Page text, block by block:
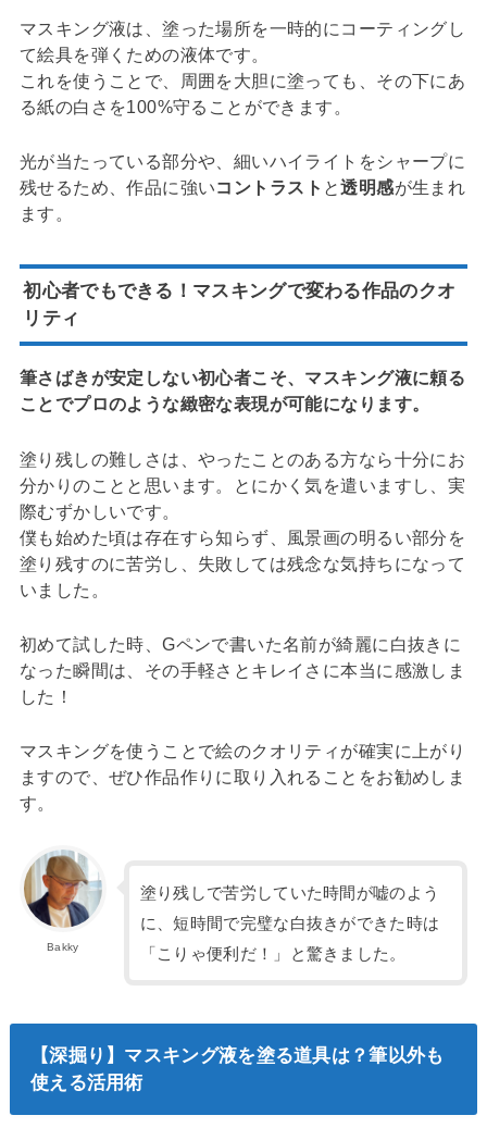
マスキング液は、塗った場所を一時的にコーティングし
て絵具を弾くための液体です。
これを使うことで、周囲を大胆に塗っても、その下にあ
る紙の白さを100%守ることができます。
光が当たっている部分や、細いハイライトをシャープに
残せるため、作品に強いコントラスト と透明感が生まれ
ます。
初心者でもできる！マスキングで変わる作品のクオ
リティ
筆さばきが安定しない初心者こそ、マスキング液に頼る
ことでプロのような緻密な表現が可能になります。
塗り残しの難しさは、やったことのある方なら十分にお
分かりのことと思います。とにかく気を遣いますし、実
際むずかしいです。
僕も始めた頃は存在すら知らず、風景画の明るい部分を
塗り残すのに苦労し、失敗しては残念な気持ちになって
いました。
初めて試した時、Gペンで書いた名前が綺麗に白抜きに
なった瞬間は、その手軽さとキレイさに本当に感激しま
した！
マスキングを使うことで絵のクオリティが確実に上がり
ますので、ぜひ作品作りに取り入れることをお勧めしま
す。
Bakky
塗り残しで苦労していた時間が嘘のよう
に、短時間で完璧な白抜きができた時は
「こりゃ便利だ！」と驚きました。
【深掘り】マスキング液を塗る道具は？筆以外も
使える活用術